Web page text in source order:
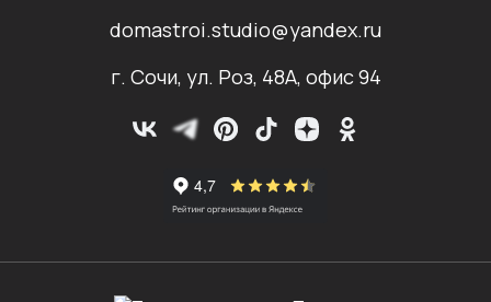
domastroi.studio@yandex.ru
г. Сочи, ул. Роз, 48А, офис 94